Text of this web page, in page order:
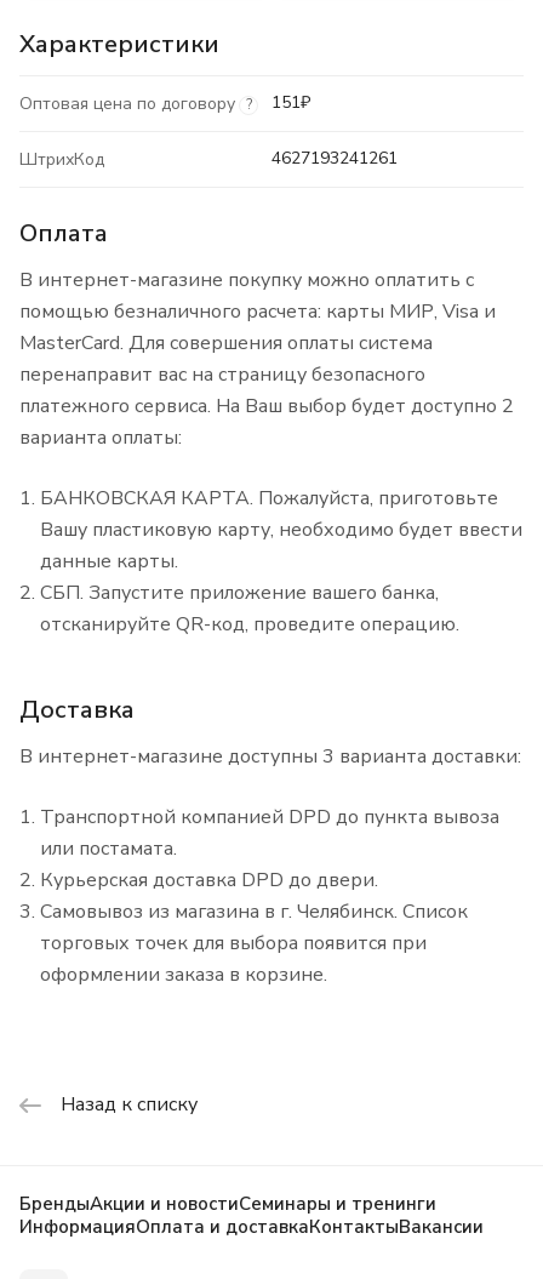
Характеристики
Оптовая цена по договору ? 151₽
ШтрихКод 4627193241261
Оплата
В интернет-магазине покупку можно оплатить с
помощью безналичного расчета: карты МИР, Visa и
MasterCard. Для совершения оплаты система
перенаправит вас на страницу безопасного
платежного сервиса. На Ваш выбор будет доступно 2
варианта оплаты:
БАНКОВСКАЯ КАРТА. Пожалуйста, приготовьте
Вашу пластиковую карту, необходимо будет ввести
данные карты.
СБП. Запустите приложение вашего банка,
отсканируйте QR-код, проведите операцию.
Доставка
В интернет-магазине доступны 3 варианта доставки:
Транспортной компанией DPD до пункта вывоза
или постамата.
Курьерская доставка DPD до двери.
Самовывоз из магазина в г. Челябинск. Список
торговых точек для выбора появится при
оформлении заказа в корзине.
Назад к списку
БрендыАкции и новостиСеминары и тренинги
ИнформацияОплата и доставкаКонтактыВакансии